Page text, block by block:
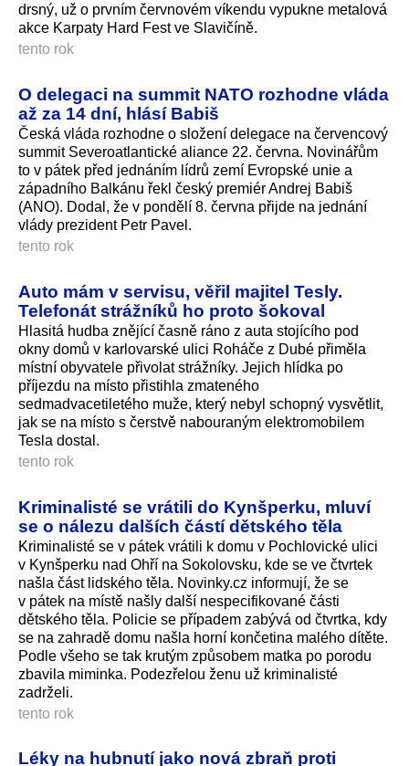
drsný, už o prvním červnovém víkendu vypukne metalová
akce Karpaty Hard Fest ve Slavičíně.
tento rok
O delegaci na summit NATO rozhodne vláda
až za 14 dní, hlásí Babiš
Česká vláda rozhodne o složení delegace na červencový
summit Severoatlantické aliance 22. června. Novinářům
to v pátek před jednáním lídrů zemí Evropské unie a
západního Balkánu řekl český premiér Andrej Babiš
(ANO). Dodal, že v pondělí 8. června přijde na jednání
vlády prezident Petr Pavel.
tento rok
Auto mám v servisu, věřil majitel Tesly.
Telefonát strážníků ho proto šokoval
Hlasitá hudba znějící časně ráno z auta stojícího pod
okny domů v karlovarské ulici Roháče z Dubé přiměla
místní obyvatele přivolat strážníky. Jejich hlídka po
příjezdu na místo přistihla zmateného
sedmadvacetiletého muže, který nebyl schopný vysvětlit,
jak se na místo s čerstvě nabouraným elektromobilem
Tesla dostal.
tento rok
Kriminalisté se vrátili do Kynšperku, mluví
se o nálezu dalších částí dětského těla
Kriminalisté se v pátek vrátili k domu v Pochlovické ulici
v Kynšperku nad Ohří na Sokolovsku, kde se ve čtvrtek
našla část lidského těla. Novinky.cz informují, že se
v pátek na místě našly další nespecifikované části
dětského těla. Policie se případem zabývá od čtvrtka, kdy
se na zahradě domu našla horní končetina malého dítěte.
Podle všeho se tak krutým způsobem matka po porodu
zbavila miminka. Podezřelou ženu už kriminalisté
zadrželi.
tento rok
Léky na hubnutí jako nová zbraň proti